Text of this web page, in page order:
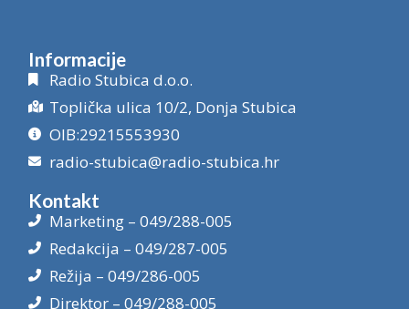
Informacije
Radio Stubica d.o.o.
Toplička ulica 10/2, Donja Stubica
OIB:29215553930
radio-stubica@radio-stubica.hr
Kontakt
Marketing – 049/288-005
Redakcija – 049/287-005
Režija – 049/286-005
Direktor – 049/288-005